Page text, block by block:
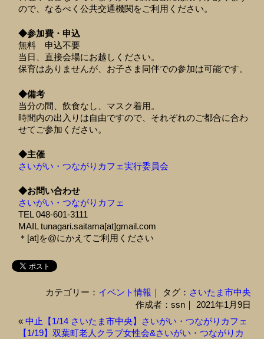
ので、なるべく公共交通機関をご利用ください。
◆参加費・申込
無料 申込不要
当日、直接会場にお越しください。
保育はありませんが、お子さま同伴での参加は可能です。
◆備考
当分の間、飲食なし、マスク着用。
時間内の出入りは自由ですので、それぞれのご都合に合わ
せてご参加ください。
◆主催
さいがい・つながりカフェ実行委員会
◆お問い合わせ
さいがい・つながりカフェ
TEL 048-601-3111
MAIL tunagari.saitama[at]gmail.com
＊[at]を@にかえてご利用ください
カテゴリー： イベント情報 ｜ タグ： さいたま市中央
作成者：ssn｜ 2021年1月9日
«中止【1/14 さいたま市中央】さいがい・つながりカフェ
【1/19】双葉町老人クラブ女性会&さいがい・つながりカ